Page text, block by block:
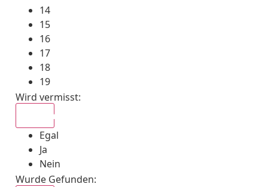
14
15
16
17
18
19
Wird vermisst:
Egal
Ja
Nein
Wurde Gefunden: